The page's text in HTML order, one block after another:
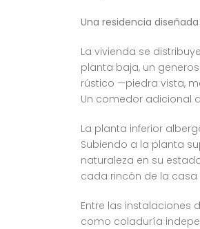
Una residencia
La vivienda se
planta baja, un
rústico —piedra vista,
Un comedor adicional
La planta inferior
Subiendo a la planta
naturaleza en su
cada rincón de la casa
Entre las
como coladuría